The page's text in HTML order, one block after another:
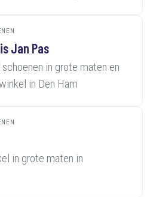
Jan Pas
in grote maten en
in Den Ham
in grote maten in